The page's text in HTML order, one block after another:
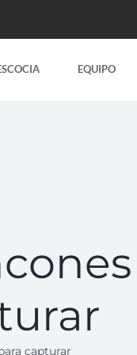
EQUIPO
capturar